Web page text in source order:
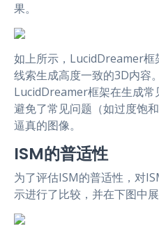
果。
如上所示，LucidDreamer框
线索生成高度一致的3D内容
LucidDreamer框架在生成
避免了常见问题（如过度饱
逼真的图像。
ISM的普适性
为了评估ISM的普适性，对
示进行了比较，并在下图中展